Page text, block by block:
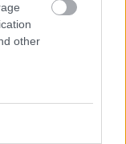
other